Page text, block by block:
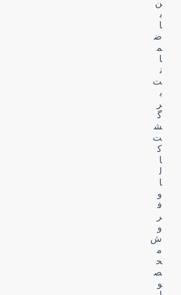
ن
ب
ا
ض
م
ا
ن
ت
ب
ر
گ
ش
ت
ک
ا
ل
ا
و
ف
ر
و
ش
م
ح
ص
و